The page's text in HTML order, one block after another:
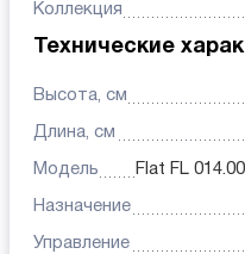
Коллекция
Технические
Высота, см
Длина, см
Модель Flat FL
Назначение
Управление